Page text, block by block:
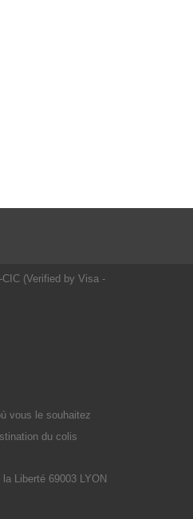
(Verified by Visa -
vous le souhaitez
du colis
Liberté 69003 LYON